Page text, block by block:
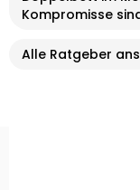
Kompromisse
Alle Ratgeber